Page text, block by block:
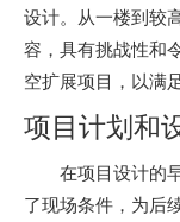
设计。从一楼到较
容，具有挑战性和
空扩展项目，以满
项目计划和
在项目设计的
了现场条件，为后